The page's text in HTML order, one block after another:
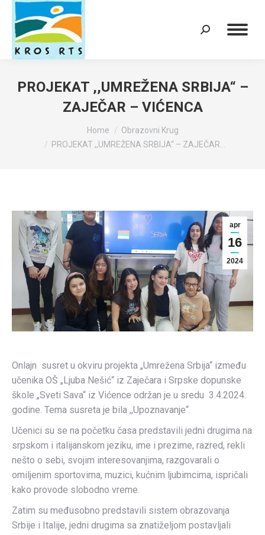
Search:
PROJEKAT ,,UMREŽENA SRBIJA“ –
ZAJEČAR – VIĆENCA
Home
Obrazovni Krug
PROJEKAT ,,UMREŽENA SRBIJA“ – ZAJEČAR…
apr
16
2024
Onlajn susret u okviru projekta „Umrežena Srbija“ između
učenika OŠ „Ljuba Nešić“ iz Zaječara i Srpske dopunske
škole „Sveti Sava“ iz Vićence održan je u sredu 3.4.2024.
godine. Tema susreta je bila ,,Upoznavanje“.
Učenici su se na početku časa predstavili jedni drugima na
srpskom i italijanskom jeziku, ime i prezime, razred, rekli
nešto o sebi, svojim interesovanjima, razgovarali o
omiljenim sportovima, muzici, kućnim ljubimcima, ispričali
kako provode slobodno vreme.
Zatim su međusobno predstavili sistem obrazovanja
Srbije i Italije, jedni drugima sa znatiželjom postavljali